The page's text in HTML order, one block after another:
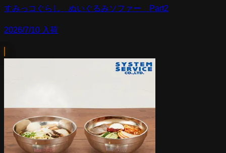
すみっコぐらし ぬいぐるみソファー Part2
2026/7/10 入荷